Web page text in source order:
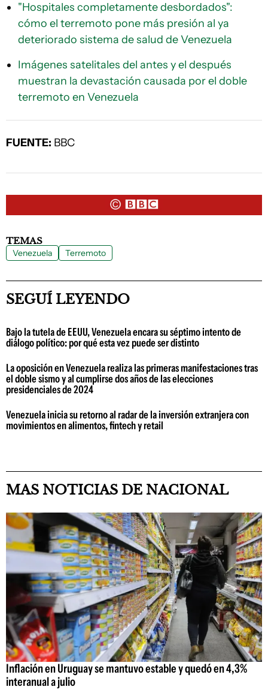
"Hospitales completamente desbordados":
cómo el terremoto pone más presión al ya
deteriorado sistema de salud de Venezuela
Imágenes satelitales del antes y el después
muestran la devastación causada por el doble
terremoto en Venezuela
FUENTE: BBC
TEMAS
Venezuela Terremoto
SEGUÍ LEYENDO
Bajo la tutela de EEUU, Venezuela encara su séptimo intento de
diálogo político: por qué esta vez puede ser distinto
La oposición en Venezuela realiza las primeras manifestaciones tras
el doble sismo y al cumplirse dos años de las elecciones
presidenciales de 2024
Venezuela inicia su retorno al radar de la inversión extranjera con
movimientos en alimentos, fintech y retail
MAS NOTICIAS DE NACIONAL
Inflación en Uruguay se mantuvo estable y quedó en 4,3%
interanual a julio